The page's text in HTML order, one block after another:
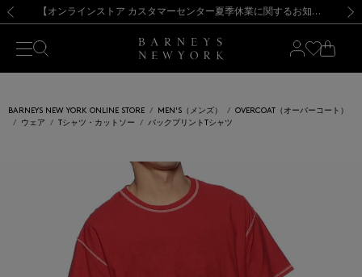
新規登録のお客様も対象！＜MY BARNEYS＞会員のお客様は11,000円（税込）以上のお買上げで常時送料無料！お買い物の際は会員登録を！
【夏季休業に伴う出荷一時停止のお知らせ】(2026.8.7) 【オンラインストア カスタマーセンター夏季休業に関するお知らせ】（2026.8.7）
【夏季休業に伴う返品・交換承り一時停止のお知らせ】（2026.8.5）
熊本県を中心とした地震の影響によるお荷物のお届けについて
【開催中】SUMMER SALEのご案内・ご注意事項 新規登録のお客様も対象！＜MY BARNEYS＞会員のお客様は11,000円（税込）以上のお買上げで常時送料無料！お買い物の際は会員登録を！
【夏季休業に伴う出荷一時停止のお知らせ】(2026.8.7)
BARNEYS NEW YORK ONLINE STORE MEN'S（メンズ）
OVERCOAT（オーバーコート）
ウェア
Tシャツ・カットソー バックプリントTシャツ